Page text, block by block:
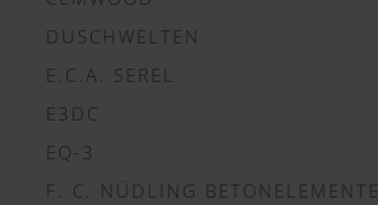
DUSCHWELTEN
E.C.A. SEREL
E3DC
EQ-3
F. C. NÜDLING BETONELEMENTE